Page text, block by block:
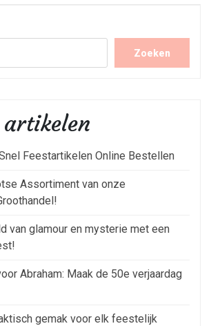
Zoeken
Feestartikelen Online Bestellen
Assortiment van onze
van glamour en mysterie met een
Abraham: Maak de 50e verjaardag
gemak voor elk feestelijk